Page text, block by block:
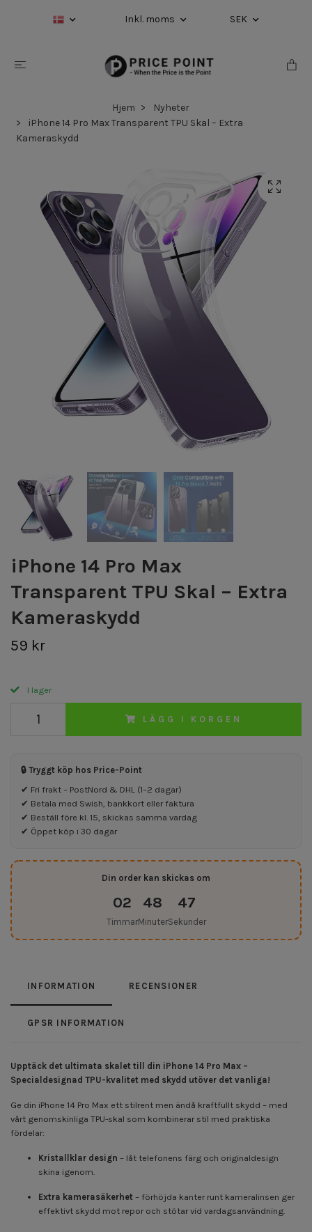
Inkl. moms SEK
Hjem
Nyheter
iPhone 14 Pro Max Transparent TPU Skal – Extra
Kameraskydd
iPhone 14 Pro Max
Transparent TPU Skal – Extra
Kameraskydd
59 kr
I lager
LÄGG I KORGEN
🔒 Tryggt köp hos Price-Point
✔ Fri frakt – PostNord & DHL (1–2 dagar)
✔ Betala med Swish, bankkort eller faktura
✔ Beställ före kl. 15, skickas samma vardag
✔ Öppet köp i 30 dagar
Din order kan skickas om
02
Timmar
48
Minuter
47
Sekunder
INFORMATION RECENSIONER
GPSR INFORMATION
Upptäck det ultimata skalet till din iPhone 14 Pro Max –
Specialdesignad TPU-kvalitet med skydd utöver det vanliga!
Ge din iPhone 14 Pro Max ett stilrent men ändå kraftfullt skydd – med
vårt genomskinliga TPU-skal som kombinerar stil med praktiska
fördelar:
Kristallklar design – låt telefonens färg och originaldesign
skina igenom.
Extra kamerasäkerhet – förhöjda kanter runt kameralinsen ger
effektivt skydd mot repor och stötar vid vardagsanvändning.